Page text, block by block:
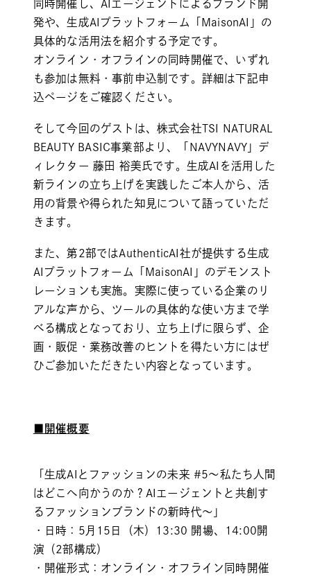
同時開催し、AIエージェントによるブランド開
発や、生成AIプラットフォーム「MaisonAI」の
具体的な活用法を紹介する予定です。
オンライン・オフラインの同時開催で、いずれ
も参加は無料・事前申込制です。詳細は下記申
込ページをご確認ください。
そして今回のゲストは、株式会社TSI NATURAL
BEAUTY BASIC事業部より、「NAVYNAVY」デ
ィレクター 藤田 裕美氏です。生成AIを活用した
新ラインの立ち上げを実践したご本人から、活
用の背景や得られた知見について語っていただ
きます。
また、第2部ではAuthenticAI社が提供する生成
AIプラットフォーム「MaisonAI」のデモンスト
レーションも実施。実際に使っている企業のリ
アルな声から、ツールの具体的な使い方まで学
べる構成となっており、立ち上げに限らず、企
画・販促・業務改善のヒントを得たい方にはぜ
ひご参加いただきたい内容となっています。
■開催概要
「生成AIとファッションの未来 #5～私たち人間
はどこへ向かうのか？AIエージェントと共創す
るファッションブランドの新時代～」
・日時：5月15日（木）13:30 開場、14:00開
演（2部構成）
・開催形式：オンライン・オフライン同時開催